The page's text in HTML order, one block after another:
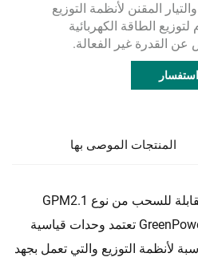
<660 فولت، والتيار المقنن لأنظمة التوزيع
لتوزيع الطاقة الكهربائية
عن القدرة غير الفعالة.
استفسار
المنتجات الموصى بها
خزانة توزيع منخفضة الجهد القابلة للسحب من نوع GPM2.1
والمصنوعة بواسطة شركة GreenPower تعتمد وحدات قياسية
لأنظمة التوزيع والتي تعمل بجهد